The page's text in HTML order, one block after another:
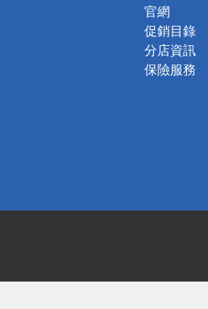
官網
促銷目錄
分店資訊
保險服務